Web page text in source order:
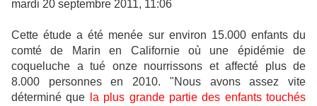
mardi 20 septembre 2011, 11:06
Cette étude a été menée sur environ 15.000 enfants du
comté de Marin en Californie où une épidémie de
coqueluche a tué onze nourrissons et affecté plus de
8.000 personnes en 2010. "Nous avons assez vite
déterminé que
la plus grande partie des enfants touchés